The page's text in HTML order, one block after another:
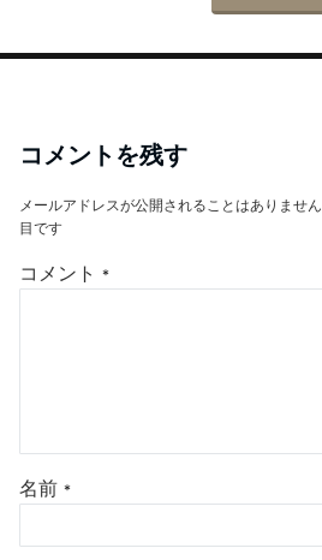
コメントを残す
メールアドレスが公開されることはありません
目です
コメント *
名前 *